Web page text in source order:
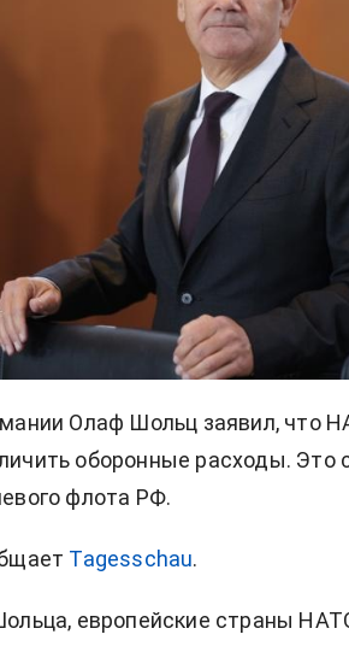
Олаф Шольц заявил, что
оборонные расходы. Это
флота РФ.
Tagesschau.
европейские страны